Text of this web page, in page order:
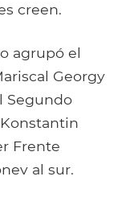
creen.
agrupó el
Georgy
Segundo
Frente
al sur.